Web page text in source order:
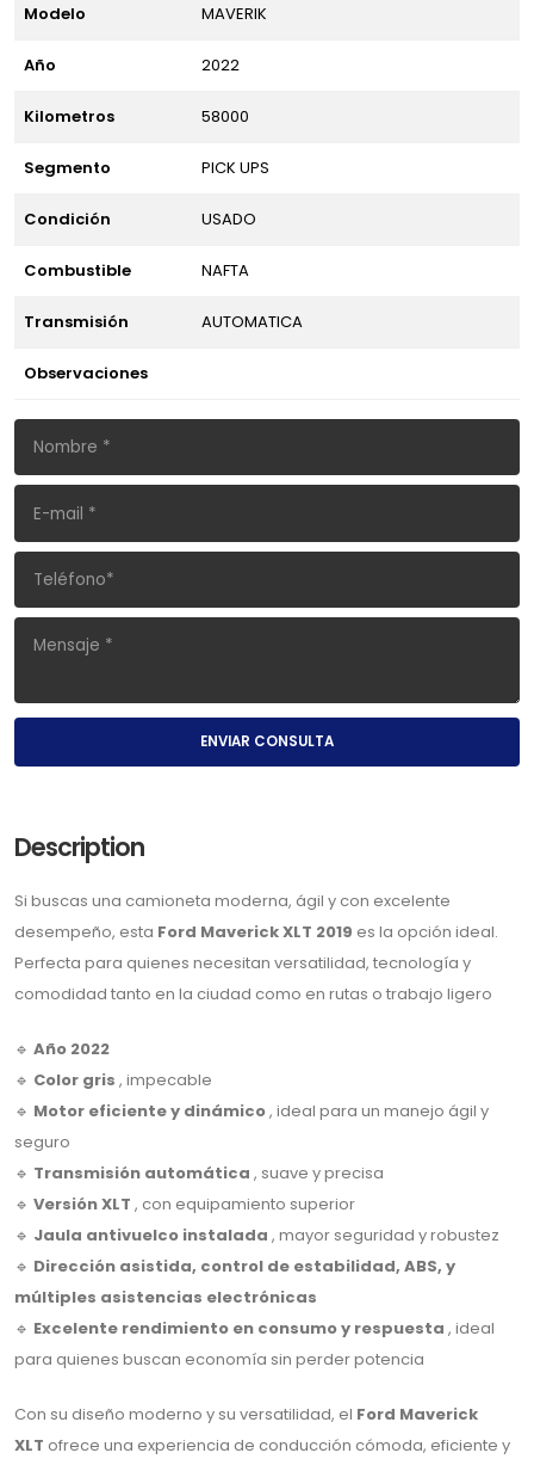
Modelo MAVERIK
Año 2022
Kilometros 58000
Segmento PICK UPS
Condición USADO
Combustible NAFTA
Transmisión AUTOMATICA
Observaciones
ENVIAR CONSULTA
Description
Si buscas una camioneta moderna, ágil y con excelente
desempeño, esta Ford Maverick XLT 2019 es la opción ideal.
Perfecta para quienes necesitan versatilidad, tecnología y
comodidad tanto en la ciudad como en rutas o trabajo ligero
🔹 Año 2022
🔹 Color gris , impecable
🔹 Motor eficiente y dinámico, ideal para un manejo ágil y
seguro
🔹 Transmisión automática , suave y precisa
🔹 Versión XLT , con equipamiento superior
🔹 Jaula antivuelco instalada , mayor seguridad y robustez
🔹 Dirección asistida, control de estabilidad, ABS, y
múltiples asistencias electrónicas
🔹 Excelente rendimiento en consumo y respuesta , ideal
para quienes buscan economía sin perder potencia
Con su diseño moderno y su versatilidad, el Ford Maverick
XLT ofrece una experiencia de conducción cómoda, eficiente y